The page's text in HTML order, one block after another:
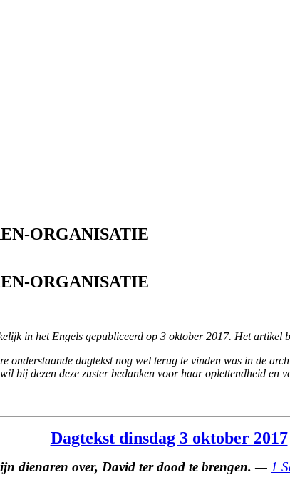
ORGANISATIE
ORGANISATIE
in het Engels gepubliceerd op 3 oktober 2017. Het artikel
onderstaande dagtekst nog wel terug te vinden was in de
bij dezen deze zuster bedanken voor haar oplettendheid en
Dagtekst dinsdag 3 oktober 2017
dienaren over, David ter dood te brengen. — 1